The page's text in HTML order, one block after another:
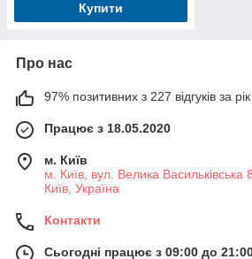
Купити
Про нас
97% позитивних з 227 відгуків за рік
Працює з 18.05.2020
м. Київ
м. Київ, вул. Велика Васильківська
Київ, Україна
Контакти
Сьогодні працює з 09:00 до